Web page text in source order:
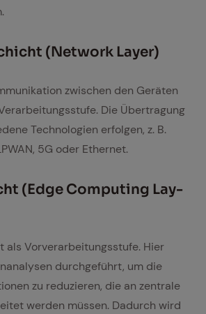
(Net­work Lay­er)
zwischen den Geräten
Die Übertragung
Technologien erfolgen, z. B.
5G oder Ethernet.
(Edge Com­pu­ting Lay­
als Vorverarbeitungsstufe. Hier
durchgeführt, um die
zu reduzieren, die an zentrale
werden müssen. Dadurch wird